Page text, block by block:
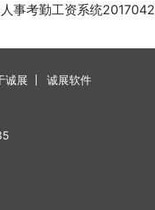
事考勤工资系统
诚展
诚展软件